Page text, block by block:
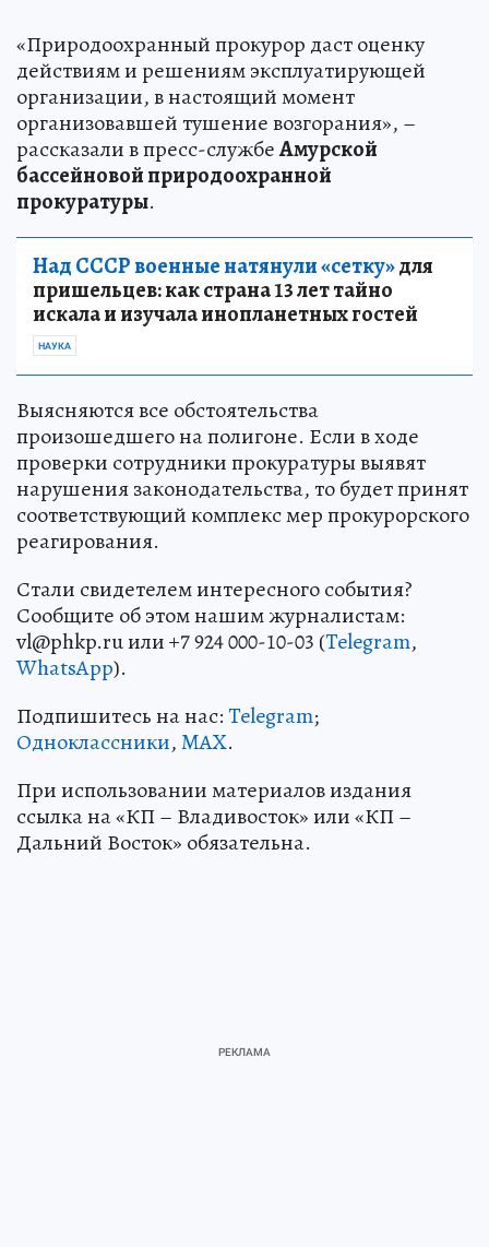
«Природоохранный прокурор даст оценку
действиям и решениям эксплуатирующей
организации, в настоящий момент
организовавшей тушение возгорания», –
рассказали в пресс-службеАмурской
бассейновой природоохранной
прокуратуры.
Над СССР военные натянули «сетку»для
пришельцев: как страна 13 лет тайно
искала и изучала инопланетных гостей
НАУКА
Выясняются все обстоятельства
произошедшего на полигоне. Если в ходе
проверки сотрудники прокуратуры выявят
нарушения законодательства, то будет принят
соответствующий комплекс мер прокурорского
реагирования.
Стали свидетелем интересного события?
Сообщите об этом нашим журналистам:
vl@phkp.ru или +7 924 000-10-03 (Telegram,
WhatsApp).
Подпишитесь на нас:Telegram;
Одноклассники,MAX.
При использовании материалов издания
ссылка на «КП – Владивосток» или «КП –
Дальний Восток» обязательна.